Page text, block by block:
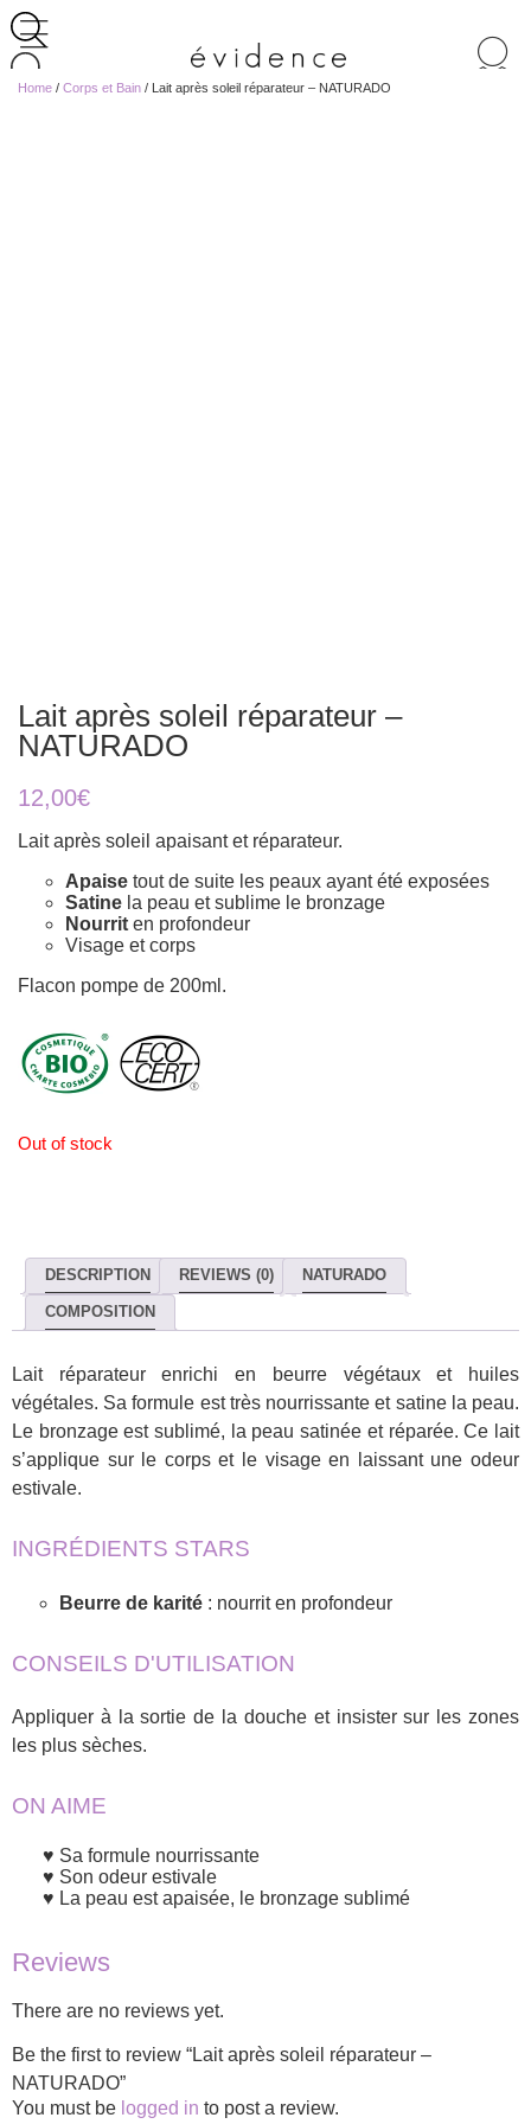
de
Home / Corps et Bain / Lait après soleil réparateur – NATURADO
Lait après soleil réparateur –
NATURADO
12,00€
Lait après soleil apaisant et réparateur.
Apaise tout de suite les peaux ayant été exposées
Satine la peau et sublime le bronzage
Nourrit en profondeur
Visage et corps
Flacon pompe de 200ml.
Out of stock
DESCRIPTION REVIEWS (0) NATURADO
COMPOSITION
Lait réparateur enrichi en beurre végétaux et huiles
végétales. Sa formule est très nourrissante et satine la peau.
Le bronzage est sublimé, la peau satinée et réparée. Ce lait
s’applique sur le corps et le visage en laissant une odeur
estivale.
INGRÉDIENTS STARS
Beurre de karité : nourrit en profondeur
CONSEILS D'UTILISATION
Appliquer à la sortie de la douche et insister sur les zones
les plus sèches.
ON AIME
Sa formule nourrissante
Son odeur estivale
La peau est apaisée, le bronzage sublimé
Reviews
There are no reviews yet.
Be the first to review “Lait après soleil réparateur –
NATURADO”
You must be logged in to post a review.